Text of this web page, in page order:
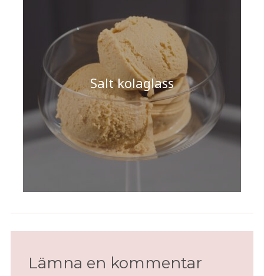
Salt kolaglass
Lämna en kommentar